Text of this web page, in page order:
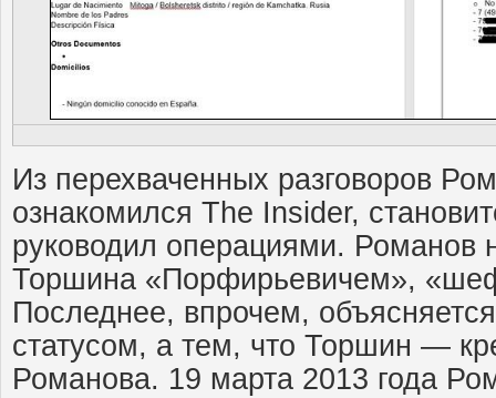
Из перехваченных разговоров
ознакомился The Insider,
руководил операциями. Романов
Торшина «Порфирьевичем»,
Последнее, впрочем,
статусом, а тем, что Торшин —
Романова. 19 марта 2013 года